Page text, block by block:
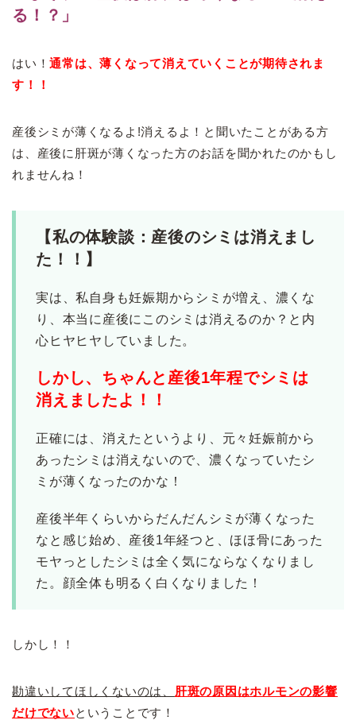
る！？」
はい！通常は、薄くなって消えていくことが期待されま
す！！
産後シミが薄くなるよ!消えるよ！と聞いたことがある方
は、産後に肝斑が薄くなった方のお話を聞かれたのかもし
れませんね！
【私の体験談：産後のシミは消えまし
た！！】
実は、私自身も妊娠期からシミが増え、濃くな
り、本当に産後にこのシミは消えるのか？と内
心ヒヤヒヤしていました。
しかし、ちゃんと産後1年程でシミは
消えましたよ！！
正確には、消えたというより、元々妊娠前から
あったシミは消えないので、濃くなっていたシ
ミが薄くなったのかな！
産後半年くらいからだんだんシミが薄くなった
なと感じ始め、産後1年経つと、ほほ骨にあった
モヤっとしたシミは全く気にならなくなりまし
た。顔全体も明るく白くなりました！
しかし！！
勘違いしてほしくないのは、 肝斑の原因はホルモンの影響
だけでないということです！